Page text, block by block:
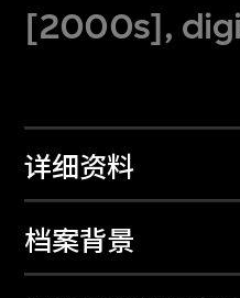
[2000s],
详细资料
档案背景